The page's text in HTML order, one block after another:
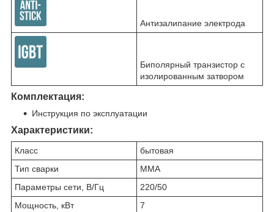
Антизалипание электрода
Биполярный транзистор с
изолированным затвором
Комплектация:
Инструкция по эксплуатации
Характеристики:
Класс
бытовая
Тип сварки
MMA
Параметры сети, В/Гц
220/50
Мощность, кВт
7